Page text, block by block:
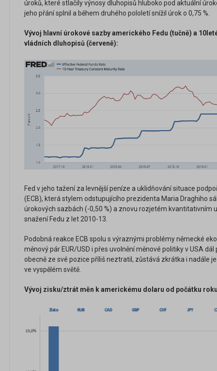
úroků, které stlačily výnosy dluhopisů hluboko pod aktuální
jeho přání splnil a během druhého pololetí snížil úrok o 0,75 %.
Vývoj hlavní úrokové sazby amerického Fedu (tučně) a
vládních dluhopisů (červeně):
Fed v jeho tažení za levnější peníze a uklidňování situace
(ECB), která stylem odstupujícího prezidenta Maria Draghiho
úrokových sazbách (-0,50 %) a znovu rozjetém kvantitativním
snažení Fedu z let 2010-13.
Podobná reakce ECB spolu s výraznými problémy německé
měnový pár EUR/USD i přes uvolnění měnové politiky v USA
obecně ze své pozice příliš neztratil, zůstává zkrátka i nadále
ve vyspělém světě.
Vývoj zisku/ztrát měn k americkému dolaru od počátku